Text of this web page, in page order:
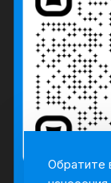
Обратите